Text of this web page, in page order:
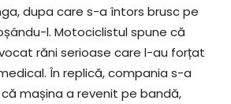
dupa care s-a întors brusc pe
l. Motociclistul spune că
răni serioase care l-au forțat
În replică, compania s-a
mașina a revenit pe bandă,